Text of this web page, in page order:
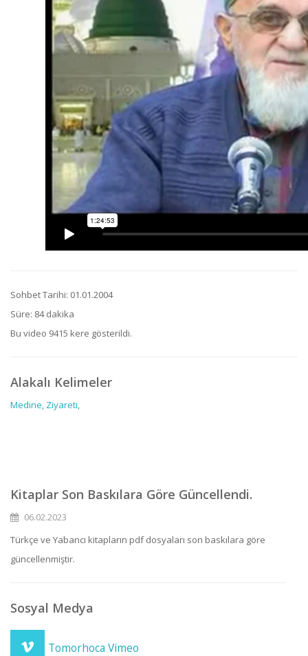
Sohbet Tarihi: 01.01.2004
Süre: 84 dakika
Bu video 9415 kere gösterildi.
Alakalı Kelimeler
Medine, Ziyareti,
Kitaplar Son Baskılara Göre Güncellendi.
06.02.2023
Türkçe ve Yabancı kitapların pdf dosyaları son baskılara göre
güncellenmiştir.
Sosyal Medya
Tomorhoca Vimeo